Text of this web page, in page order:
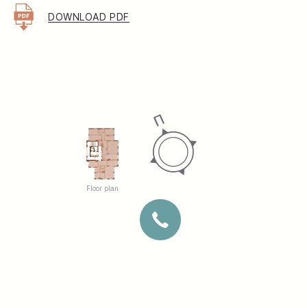
Floor plan
Хол:
DOWNLOAD PDF